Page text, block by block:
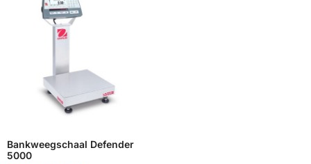
Bankweegschaal Defender
5000